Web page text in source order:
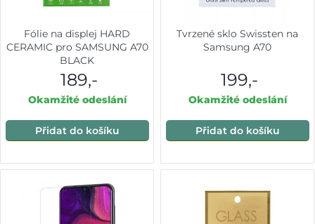
Fólie na displej HARD
CERAMIC pro SAMSUNG A70
BLACK
189,-
Okamžité odeslání
Přidat do košíku
Tvrzené sklo Swissten na
Samsung A70
199,-
Okamžité odeslání
Přidat do košíku